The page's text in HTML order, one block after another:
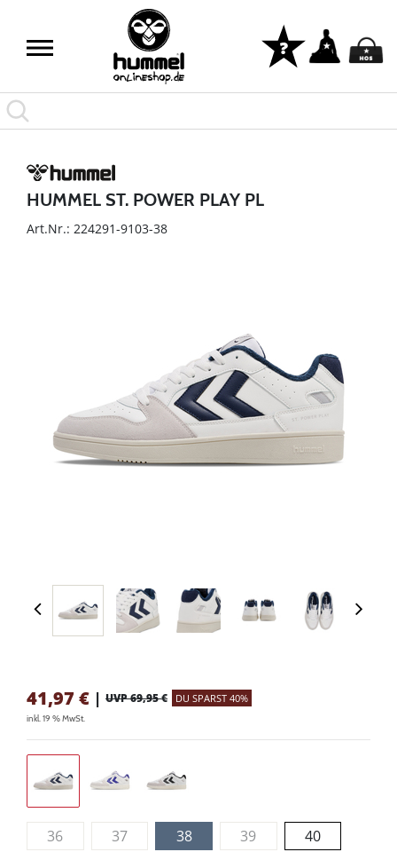
HUMMEL ST. POWER PLAY PL
Art.Nr.: 224291-9103-38
41,97 € | UVP 69,95 € DU SPARST 40%
inkl. 19 % MwSt.
36 37 38 39
40